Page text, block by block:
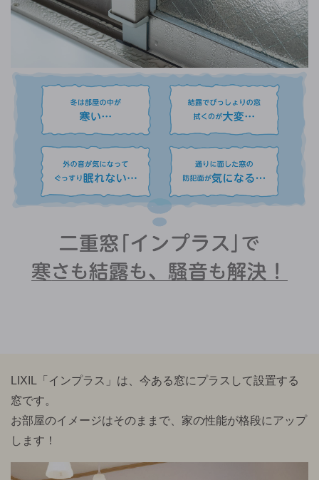
LIXIL「インプラス」は、今ある窓にプラスして設置する
窓です。
お部屋のイメージはそのままで、家の性能が格段にアップ
します！